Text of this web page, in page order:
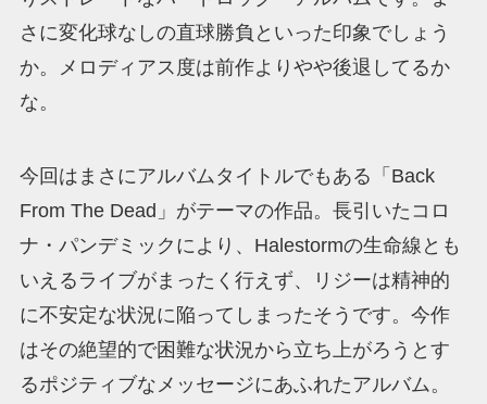
さに変化球なしの直球勝負といった印象でしょう
か。メロディアス度は前作よりやや後退してるか
な。
今回はまさにアルバムタイトルでもある「Back
From The Dead」がテーマの作品。長引いたコロ
ナ・パンデミックにより、Halestormの生命線とも
いえるライブがまったく行えず、リジーは精神的
に不安定な状況に陥ってしまったそうです。今作
はその絶望的で困難な状況から立ち上がろうとす
るポジティブなメッセージにあふれたアルバム。